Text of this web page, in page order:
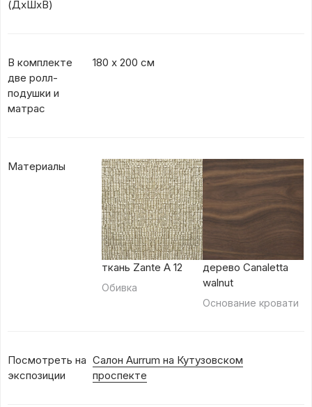
(ДхШхВ)
В комплекте
две ролл-
подушки и
матрас
180 х 200 см
Материалы
ткань Zante A 12
Обивка
дерево Canaletta
walnut
Основание кровати
Посмотреть на
экспозиции
Салон Aurrum на Кутузовском
проспекте